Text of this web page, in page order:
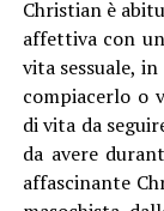
Christian è
affettiva con
vita sessuale,
compiacerlo o
di vita da
da avere
affascinante